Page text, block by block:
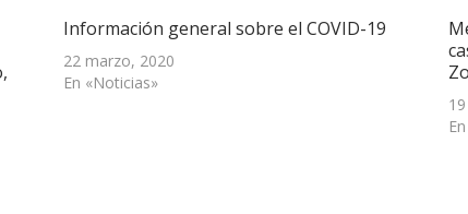
Información general sobre el COVID-19
22 marzo, 2020
En «Noticias»